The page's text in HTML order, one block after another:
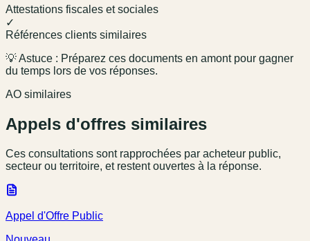
Attestations fiscales et sociales
✓
Références clients similaires
💡 Astuce : Préparez ces documents en amont pour gagner
du temps lors de vos réponses.
AO similaires
Appels d'offres similaires
Ces consultations sont rapprochées par acheteur public,
secteur ou territoire, et restent ouvertes à la réponse.
Appel d'Offre Public